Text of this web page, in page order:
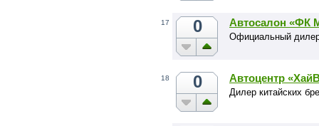
17 0 Автосалон «ФК
Официальный
18 0 Автоцентр
Дилер китайских